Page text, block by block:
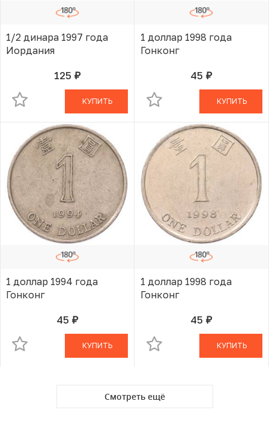
1/2 динара 1997 года
Иордания
125 руб.В КОРЗИНЕ
КУПИТЬ
1 доллар 1998 года
Гонконг
45 руб.В КОРЗИНЕ
КУПИТЬ
1 доллар 1994 года
Гонконг
45 руб.В КОРЗИНЕ
КУПИТЬ
1 доллар 1998 года
Гонконг
45 руб.В КОРЗИНЕ
КУПИТЬ
Смотреть ещё